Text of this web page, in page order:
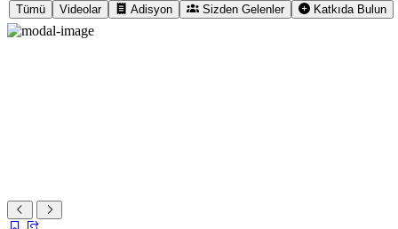
Tümü Videolar Adisyon Sizden Gelenler Katkıda Bulun